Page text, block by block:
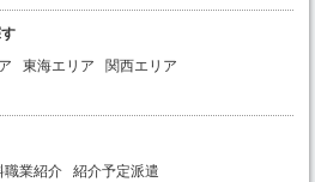
東海エリア
関西エリア
職業紹介 紹介予定派遣